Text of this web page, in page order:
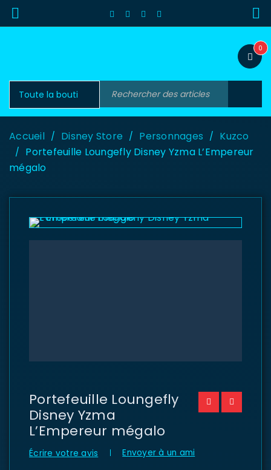
0
Accueil / Disney Store / Personnages / Kuzco
/ Portefeuille Loungefly Disney Yzma L’Empereur
mégalo
Portefeuille Loungefly
Disney Yzma
L’Empereur mégalo
Écrire votre avis Envoyer à un ami